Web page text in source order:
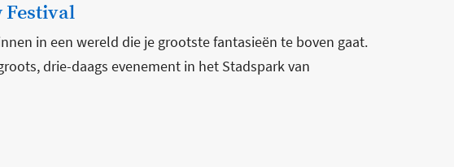
Festival
in een wereld die je grootste fantasieën te boven gaat.
drie-daags evenement in het Stadspark van